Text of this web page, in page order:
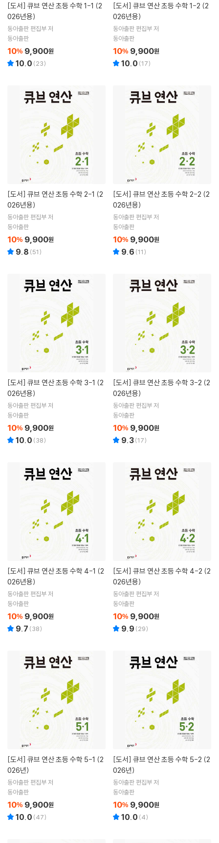
[도서]
026년용)
동아출판 편집부 저
동아출판
10% 9,900원
10.0 (23)
[도서]
026년용)
동아출판 편집부 저
동아출판
10% 9,900원
10.0 (17)
[도서]
026년용)
동아출판 편집부 저
동아출판
10% 9,900원
9.8 (51)
[도서]
026년용)
동아출판 편집부 저
동아출판
10% 9,900원
9.6 (11)
[도서]
026년용)
동아출판 편집부 저
동아출판
10% 9,900원
10.0 (38)
[도서]
026년용)
동아출판 편집부 저
동아출판
10% 9,900원
9.3(17)
[도서]
026년용)
동아출판 편집부 저
동아출판
10% 9,900원
9.7 (38)
[도서]
026년용)
동아출판 편집부 저
동아출판
10% 9,900원
9.9 (29)
[도서]
026년)
동아출판 편집부 저
동아출판
10% 9,900원
10.0 (47)
[도서]
026년)
동아출판 편집부 저
동아출판
10% 9,900원
10.0 (4)